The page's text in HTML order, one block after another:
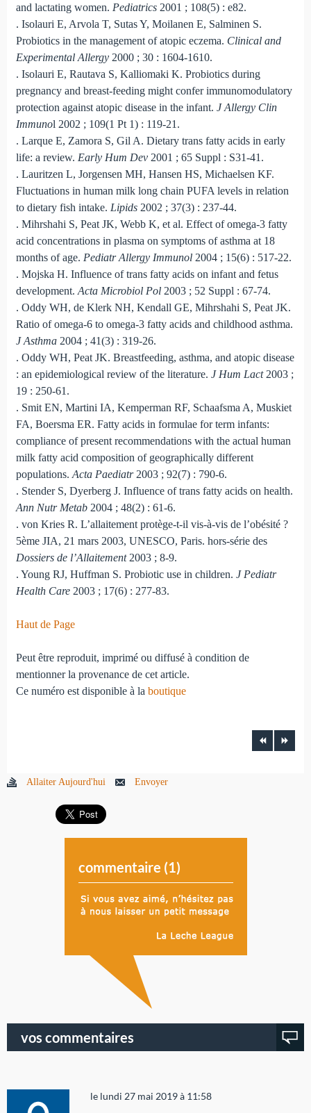
and lactating women. Pediatrics2001 ; 108(5) : e82.
. Isolauri E, Arvola T, Sutas Y, Moilanen E, Salminen S.
Probiotics in the management of atopic eczema. Clinical and
Experimental Allergy2000 ; 30 : 1604-1610.
. Isolauri E, Rautava S, Kalliomaki K. Probiotics during
pregnancy and breast-feeding might confer immunomodulatory
protection against atopic disease in the infant. J Allergy Clin
Immunol 2002 ; 109(1 Pt 1) : 119-21.
. Larque E, Zamora S, Gil A. Dietary trans fatty acids in early
life: a review. Early Hum Dev2001 ; 65 Suppl : S31-41.
. Lauritzen L, Jorgensen MH, Hansen HS, Michaelsen KF.
Fluctuations in human milk long chain PUFA levels in relation
to dietary fish intake. Lipids2002 ; 37(3) : 237-44.
. Mihrshahi S, Peat JK, Webb K, et al. Effect of omega-3 fatty
acid concentrations in plasma on symptoms of asthma at 18
months of age. Pediatr Allergy Immunol2004 ; 15(6) : 517-22.
. Mojska H. Influence of trans fatty acids on infant and fetus
development. Acta Microbiol Pol2003 ; 52 Suppl : 67-74.
. Oddy WH, de Klerk NH, Kendall GE, Mihrshahi S, Peat JK.
Ratio of omega-6 to omega-3 fatty acids and childhood asthma.
J Asthma2004 ; 41(3) : 319-26.
. Oddy WH, Peat JK. Breastfeeding, asthma, and atopic disease
: an epidemiological review of the literature. J Hum Lact2003 ;
19 : 250-61.
. Smit EN, Martini IA, Kemperman RF, Schaafsma A, Muskiet
FA, Boersma ER. Fatty acids in formulae for term infants:
compliance of present recommendations with the actual human
milk fatty acid composition of geographically different
populations. Acta Paediatr2003 ; 92(7) : 790-6.
. Stender S, Dyerberg J. Influence of trans fatty acids on health.
Ann Nutr Metab2004 ; 48(2) : 61-6.
. von Kries R. L’allaitement protège-t-il vis-à-vis de l’obésité ?
5ème JIA, 21 mars 2003, UNESCO, Paris. hors-série des
Dossiers de l’Allaitement2003 ; 8-9.
. Young RJ, Huffman S. Probiotic use in children. J Pediatr
Health Care2003 ; 17(6) : 277-83.
Haut de Page
Peut être reproduit, imprimé ou diffusé à condition de
mentionner la provenance de cet article.
Ce numéro est disponible à la boutique
Allaiter Aujourd'hui Envoyer
commentaire (1)
vos commentaires
le lundi 27 mai 2019 à 11:58